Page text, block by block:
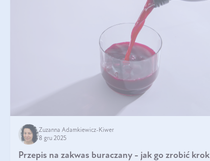
Zuzanna Adamkiewicz-Kiwer
8 gru 2025
Przepis na zakwas buraczany - jak go zrobić krok